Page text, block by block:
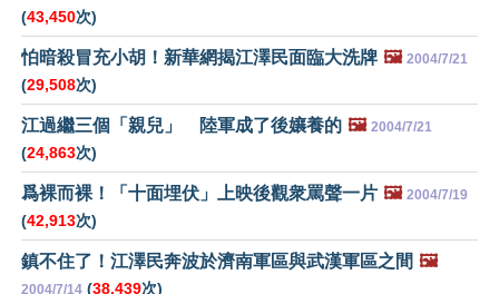
(43,450次)
怕暗殺冒充小胡！新華網揭江澤民面臨大洗牌 🖼️ 2004/7/21
(29,508次)
江過繼三個「親兒」 陸軍成了後孃養的 🖼️ 2004/7/21
(24,863次)
爲裸而裸！「十面埋伏」上映後觀衆罵聲一片 🖼️ 2004/7/19
(42,913次)
鎮不住了！江澤民奔波於濟南軍區與武漢軍區之間 🖼️
2004/7/14 (38,439次)